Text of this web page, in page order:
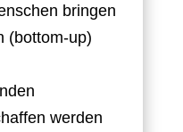
bringen
(bottom-up)
werden